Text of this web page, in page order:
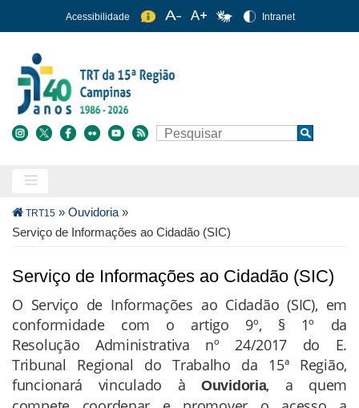
para
conteúdo
principal
Acessibilidade Intranet
Buscar Search
Trilha
de
TRT15 » Ouvidoria »
Serviço de Informações ao Cidadão (SIC)
Serviço de Informações ao Cidadão (SIC)
O Serviço de Informações ao Cidadão (SIC), em
conformidade com o artigo 9º, § 1º da
Resolução Administrativa nº 24/2017 do E.
Tribunal Regional do Trabalho da 15ª Região,
funcionará vinculado àOuvidoria, a quem